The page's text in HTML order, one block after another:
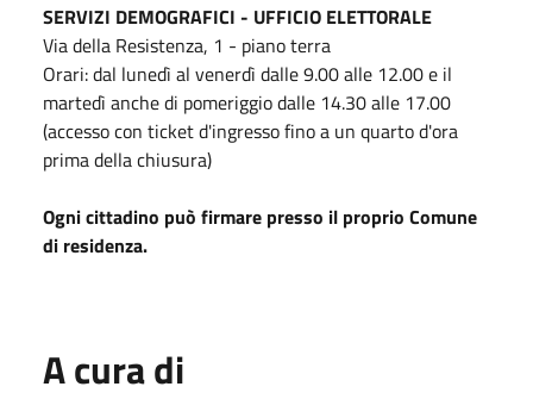
SERVIZI DEMOGRAFICI - UFFICIO ELETTORALE
Via della Resistenza, 1 - piano terra
Orari: dal lunedì al venerdì dalle 9.00 alle 12.00 e il
martedì anche di pomeriggio dalle 14.30 alle 17.00
(accesso con ticket d'ingresso fino a un quarto d'ora
prima della chiusura)
Ogni cittadino può firmare presso il proprio Comune
di residenza.
A cura di